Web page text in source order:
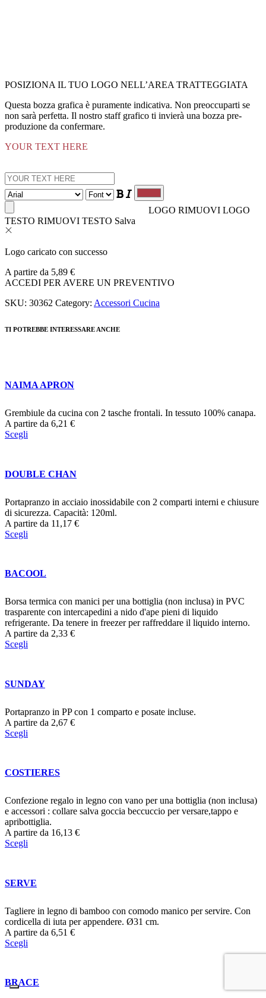
POSIZIONA IL TUO LOGO NELL’AREA TRATTEGGIATA
Questa bozza grafica è puramente indicativa. Non preoccuparti se
non sarà perfetta. Il nostro staff grafico ti invierà una bozza pre-
produzione da confermare.
YOUR TEXT HERE
LOGO RIMUOVI LOGO
TESTO RIMUOVI TESTO Salva
Logo caricato con successo
A partire da 5,89 €
ACCEDI PER AVERE UN PREVENTIVO
SKU: 30362 Category: Accessori Cucina
TI POTREBBE INTERESSARE ANCHE
NAIMA APRON
Grembiule da cucina con 2 tasche frontali. In tessuto 100% canapa.
A partire da 6,21 €
Scegli
DOUBLE CHAN
Portapranzo in acciaio inossidabile con 2 comparti interni e chiusure
di sicurezza. Capacità: 120ml.
A partire da 11,17 €
Scegli
BACOOL
Borsa termica con manici per una bottiglia (non inclusa) in PVC
trasparente con intercapedini a nido d'ape pieni di liquido
refrigerante. Da tenere in freezer per raffreddare il liquido interno.
A partire da 2,33 €
Scegli
SUNDAY
Portapranzo in PP con 1 comparto e posate incluse.
A partire da 2,67 €
Scegli
COSTIERES
Confezione regalo in legno con vano per una bottiglia (non inclusa)
e accessori : collare salva goccia beccuccio per versare,tappo e
apribottiglia.
A partire da 16,13 €
Scegli
SERVE
Tagliere in legno di bamboo con comodo manico per servire. Con
cordicella di iuta per appendere. Ø31 cm.
A partire da 6,51 €
Scegli
BRACE